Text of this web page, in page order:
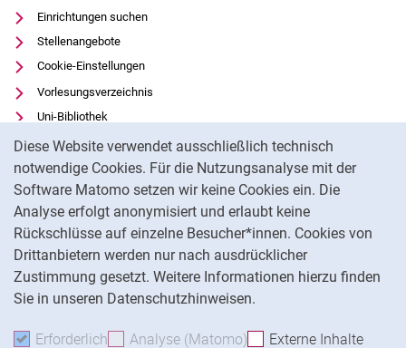
Diese Website verwendet ausschließlich technisch
notwendige Cookies. Für die Nutzungsanalyse mit der
Software Matomo setzen wir keine Cookies ein. Die
Analyse erfolgt anonymisiert und erlaubt keine
Rückschlüsse auf einzelne Besucher*innen. Cookies von
Drittanbietern werden nur nach ausdrücklicher
Zustimmung gesetzt. Weitere Informationen hierzu finden
Sie in unseren Datenschutzhinweisen.
Erforderlich Erforderliche Cookies akzeptieren
Analyse (Matomo) Analyse-Cookies
Externe Inhalte
Einrichtungen suchen
Stellenangebote
Cookie-Einstellungen
Vorlesungsverzeichnis
Uni-Bibliothek
Moodle
Panopto
Datenschutz
Barrierefreiheit
Transparenter KI-Einsatz